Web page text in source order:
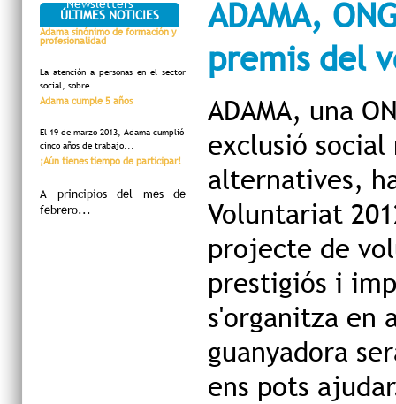
Newsletters
ADAMA,
premis del
ADAMA, una
exclusió
alternatives,
Voluntariat
projecte de
prestigiós i
s'organitza en
guanyadora
ens pots
ÚLTIMES NOTICIES
Adama sinónimo de formación y
profesionalidad
La atención a personas en el sector
social, sobre...
Adama cumple 5 años
El 19 de marzo 2013, Adama cumplió
cinco años de trabajo...
¡Aún tienes tiempo de participar!
A principios del mes de
febrero...